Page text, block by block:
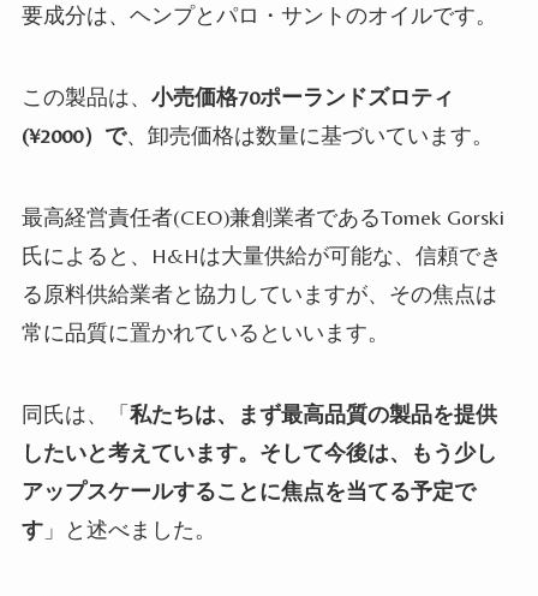
要成分は、ヘンプとパロ・サントのオイルです。
この製品は、 小売価格70ポーランドズロティ
(¥2000）で、卸売価格は数量に基づいています。
最高経営責任者(CEO)兼創業者であるTomek Gorski
氏によると、 H&Hは大量供給が可能な、信頼でき
る原料供給業者と協力していますが、その焦点は
常に品質に置かれているといいます。
同氏は、「私たちは、まず最高品質の製品を提供
したいと考えています。そして今後は、もう少し
アップスケールすることに焦点を当てる予定で
す」と述べました。